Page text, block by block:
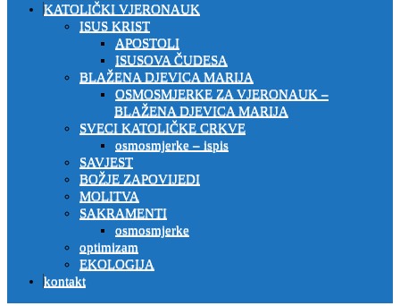
KATOLIČKI VJERONAUK
ISUS KRIST
APOSTOLI
ISUSOVA ČUDESA
BLAŽENA DJEVICA MARIJA
OSMOSMJERKE ZA VJERONAUK –
BLAŽENA DJEVICA MARIJA
SVECI KATOLIČKE CRKVE
osmosmjerke – ispis
SAVJEST
BOŽJE ZAPOVIJEDI
MOLITVA
SAKRAMENTI
osmosmjerke
optimizam
EKOLOGIJA
kontakt